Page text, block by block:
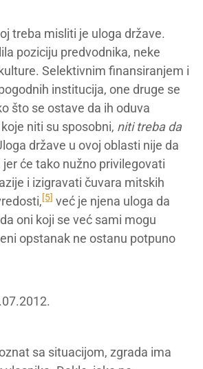
treba misliti je uloga države.
poziciju predvodnika, neke
Selektivnim finansiranjem i
institucija, one druge se
što se ostave da ih oduva
niti su sposobni, niti treba da
države u ovoj oblasti nije da
će tako nužno privilegovati
i izigravati čuvara mitskih
[5] već je njena uloga da
oni koji se već sami mogu
opstanak ne ostanu potpuno
sa situacijom, zgrada ima